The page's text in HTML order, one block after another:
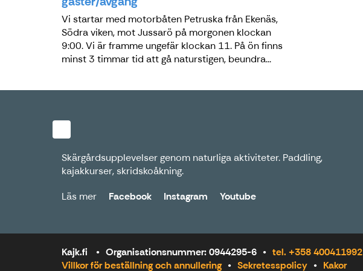
Vi startar med motorbåten Petruska från Ekenäs,
Södra viken, mot Jussarö på morgonen klockan
9:00. Vi är framme ungefär klockan 11. På ön finns
minst 3 timmar tid att gå naturstigen, beundra...
Skärgårdsupplevelser genom naturliga aktiviteter. Paddling,
kajakkurser, skridskoåkning.
Läs mer
Facebook Instagram Youtube
Kajk.fi Organisationsnummer: 0944295-6 tel. +358 400411992
Villkor för beställning och annullering
Sekretesspolicy Kakor